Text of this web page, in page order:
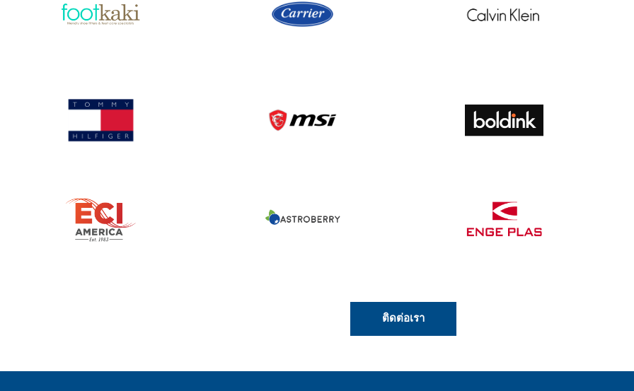
ติดต่อเรา